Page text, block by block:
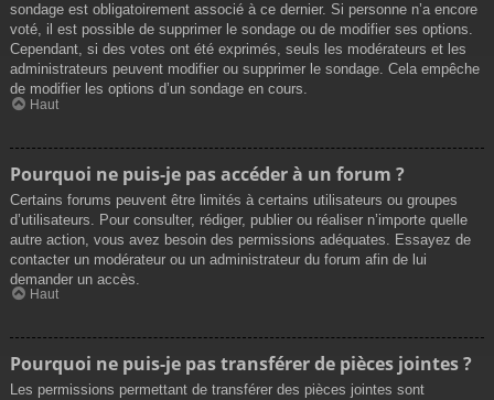
sondage est obligatoirement associé à ce dernier. Si personne n’a encore
voté, il est possible de supprimer le sondage ou de modifier ses options.
Cependant, si des votes ont été exprimés, seuls les modérateurs et les
administrateurs peuvent modifier ou supprimer le sondage. Cela empêche
de modifier les options d’un sondage en cours.
Haut
Pourquoi ne puis-je pas accéder à un forum ?
Certains forums peuvent être limités à certains utilisateurs ou groupes
d’utilisateurs. Pour consulter, rédiger, publier ou réaliser n’importe quelle
autre action, vous avez besoin des permissions adéquates. Essayez de
contacter un modérateur ou un administrateur du forum afin de lui
demander un accès.
Haut
Pourquoi ne puis-je pas transférer de pièces jointes ?
Les permissions permettant de transférer des pièces jointes sont